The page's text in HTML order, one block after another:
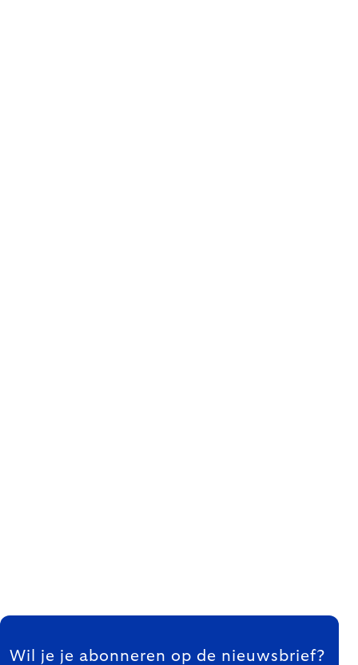
FOOTER
Wil je je abonneren op de nieuwsbrief?